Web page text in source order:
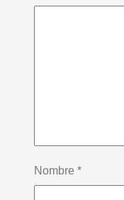
Nombre *